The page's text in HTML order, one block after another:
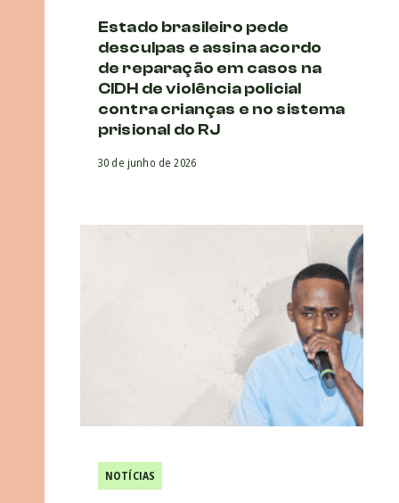
Estado brasileiro pede
desculpas e assina acordo
de reparação em casos na
CIDH de violência policial
contra crianças e no sistema
prisional do RJ
30 de junho de 2026
NOTÍCIAS